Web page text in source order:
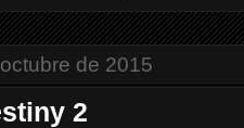
de 2015
2